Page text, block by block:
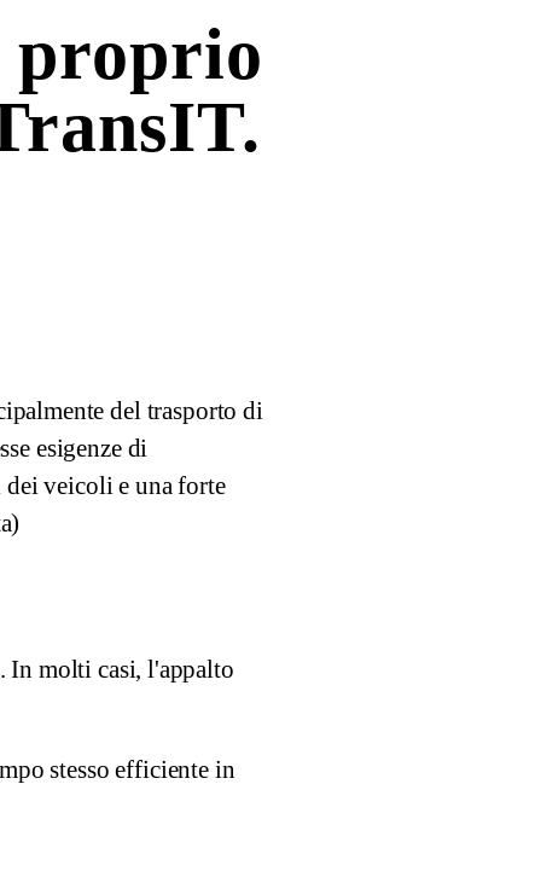
proprio
del trasporto di
esigenze di
veicoli e una forte
In molti casi, l'appalto
stesso efficiente in